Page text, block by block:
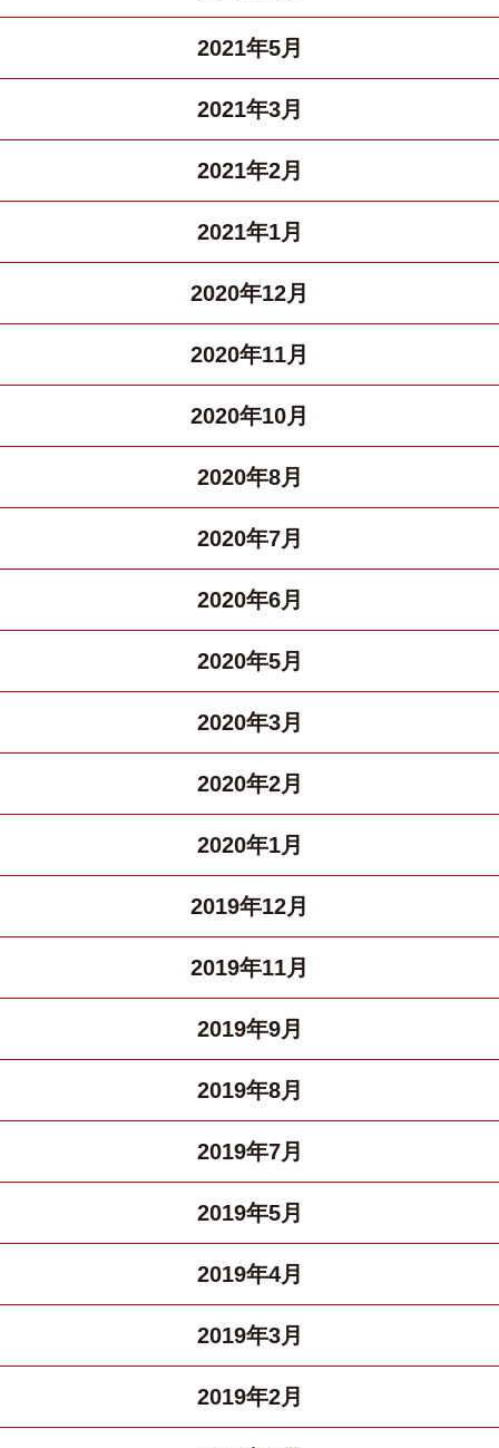
2021年5月
2021年3月
2021年2月
2021年1月
2020年12月
2020年11月
2020年10月
2020年8月
2020年7月
2020年6月
2020年5月
2020年3月
2020年2月
2020年1月
2019年12月
2019年11月
2019年9月
2019年8月
2019年7月
2019年5月
2019年4月
2019年3月
2019年2月